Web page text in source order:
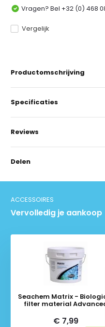
Vragen? Bel +32 (0) 468
Vergelijk
Productomschrijving
Specificaties
Reviews
Delen
ACCESSOIRES
Vervolledig je aankoop
Seachem Matrix -
filter material
€ 7,99